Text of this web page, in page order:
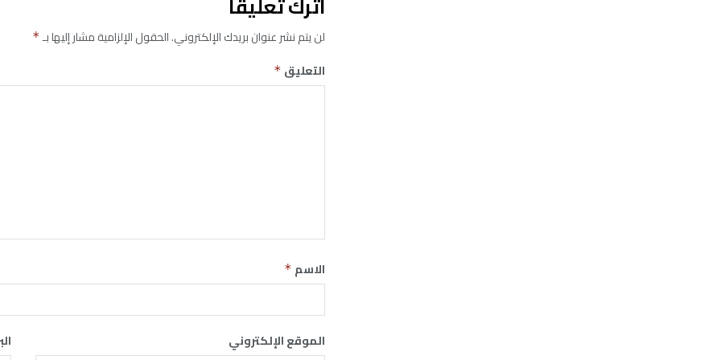
لن يتم نشر عنوان بريدك الإلكتروني.الحقول الإلزامية مشار إليها بـ*
التعليق *
الاسم *
الموقع الإلكتروني